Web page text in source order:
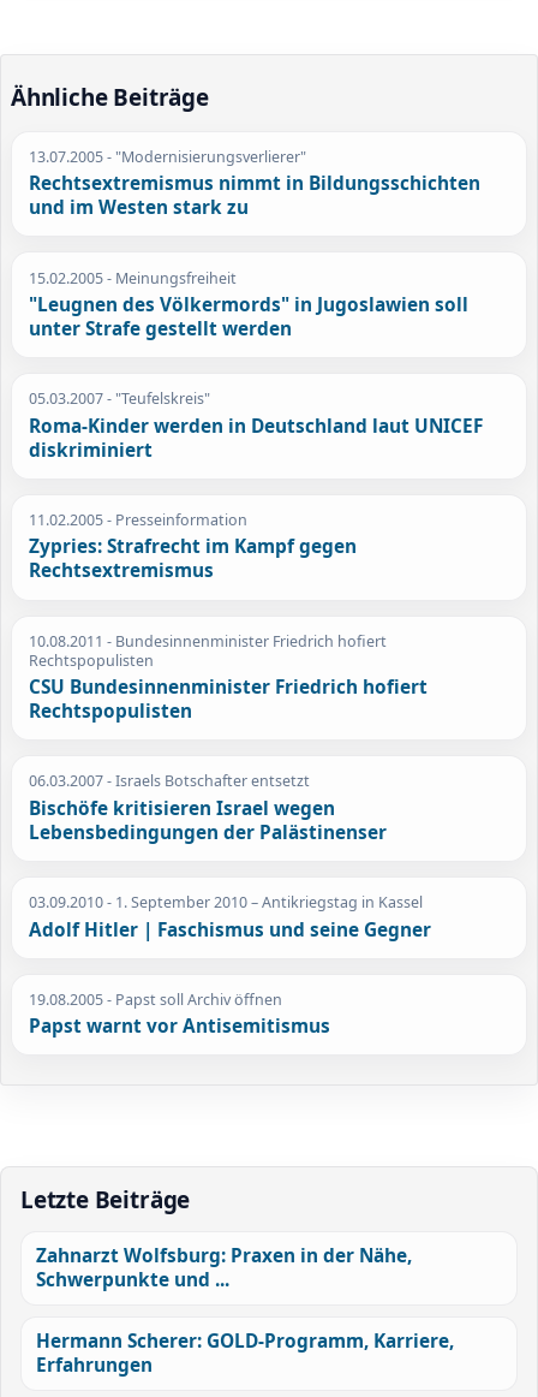
Ähnliche Beiträge
13.07.2005- "Modernisierungsverlierer"
Rechtsextremismus nimmt in Bildungsschichten
und im Westen stark zu
15.02.2005- Meinungsfreiheit
"Leugnen des Völkermords" in Jugoslawien soll
unter Strafe gestellt werden
05.03.2007- "Teufelskreis"
Roma-Kinder werden in Deutschland laut UNICEF
diskriminiert
11.02.2005- Presseinformation
Zypries: Strafrecht im Kampf gegen
Rechtsextremismus
10.08.2011 - Bundesinnenminister Friedrich hofiert
Rechtspopulisten
CSU Bundesinnenminister Friedrich hofiert
Rechtspopulisten
06.03.2007- Israels Botschafter entsetzt
Bischöfe kritisieren Israel wegen
Lebensbedingungen der Palästinenser
03.09.2010- 1. September 2010 – Antikriegstag in Kassel
Adolf Hitler | Faschismus und seine Gegner
19.08.2005- Papst soll Archiv öffnen
Papst warnt vor Antisemitismus
Letzte Beiträge
Zahnarzt Wolfsburg: Praxen in der Nähe,
Schwerpunkte und ...
Hermann Scherer: GOLD-Programm, Karriere,
Erfahrungen